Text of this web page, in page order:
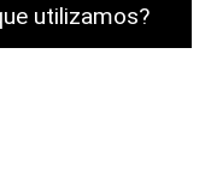
utilizamos?